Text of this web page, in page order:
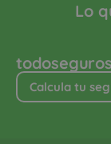
todoseguros
Calcula tu
Lo